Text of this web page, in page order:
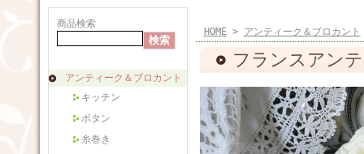
商品検索
アンティーク＆ブロカント
キッチン
ボタン
糸巻き
HOME> アンティーク＆ブロカント
フランスアン